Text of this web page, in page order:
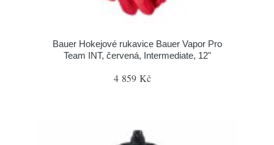
Bauer Hokejové rukavice Bauer Vapor Pro
Team INT, červená, Intermediate, 12"
4 859 Kč